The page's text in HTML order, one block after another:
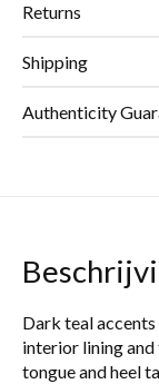
Returns
Shipping
Authenticity
Dark teal
interior lining
tongue and heel